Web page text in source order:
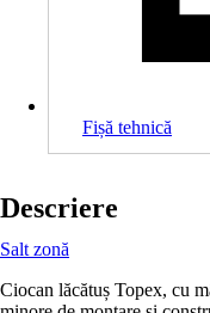
Fișă tehnică
Descriere
Salt zonă
Ciocan lăcătuș Topex, cu